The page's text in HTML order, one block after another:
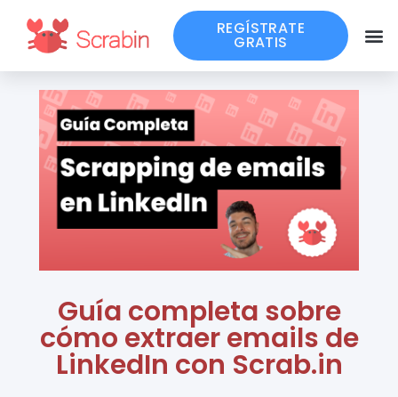
REGÍSTRATE
GRATIS
Guía completa sobre
cómo extraer emails de
LinkedIn con Scrab.in